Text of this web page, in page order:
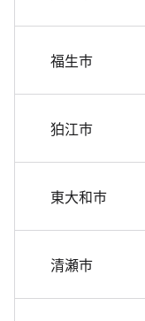
福生市
狛江市
東大和市
清瀬市